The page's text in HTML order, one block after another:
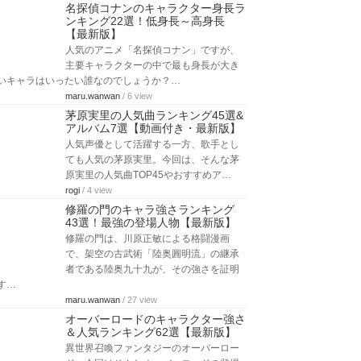
名探偵コナンのキャラクター身長ラ
ンキング22選！低身長～高身長
【最新版】
人気のアニメ「名探偵コナン」ですが、
主要キャラクターの中で最も身長が大き
キャラはいったい誰なのでしょうか？…
maru.wanwan / 6 view
茅原実里の人気曲ランキング45選&
アルバム7選【動画付き・最新版】
人気声優として活躍する一方、歌手とし
ても人気の茅原実里。今回は、そんな茅
原実里の人気曲TOP45やおすすめア…
rogi / 4 view
修羅の門のキャラ強さランキング
43選！最強の登場人物【最新版】
修羅の門は、川原正敏による格闘漫画
で、架空の古武術「陸奥圓明流」の継承
者である陸奥九十九が、その強さを証明
…
maru.wanwan / 27 view
オーバーロードのキャラクター強さ
＆人気ランキング62選【最新版】
異世界召喚ファンタジーのオーバーロー